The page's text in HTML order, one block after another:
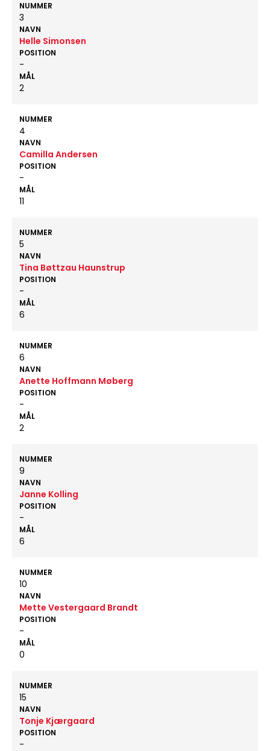
NUMMER
3
NAVN
Helle Simonsen
POSITION
-
MÅL
2
NUMMER
4
NAVN
Camilla Andersen
POSITION
-
MÅL
11
NUMMER
5
NAVN
Tina Bøttzau Haunstrup
POSITION
-
MÅL
6
NUMMER
6
NAVN
Anette Hoffmann Møberg
POSITION
-
MÅL
2
NUMMER
9
NAVN
Janne Kolling
POSITION
-
MÅL
6
NUMMER
10
NAVN
Mette Vestergaard Brandt
POSITION
-
MÅL
0
NUMMER
15
NAVN
Tonje Kjærgaard
POSITION
-